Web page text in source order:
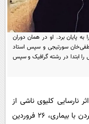
پایان برد. او در همان دوران
سورتیجی و سپس استاد
ابتدا در رشته گرافیک و سپس
نارسایی کلیوی ناشی از
دیابت پس از سال‌ها دست و پنجه نرم کردن با بیماری، ٢۶ فروردین